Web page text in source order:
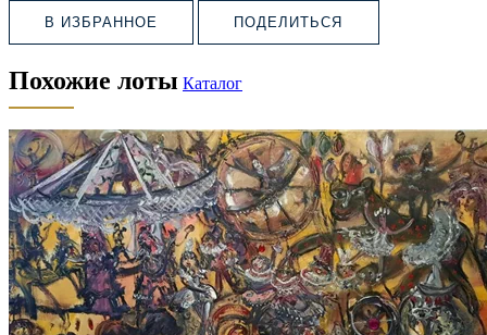
В ИЗБРАННОЕ ПОДЕЛИТЬСЯ
Похожие лоты Каталог